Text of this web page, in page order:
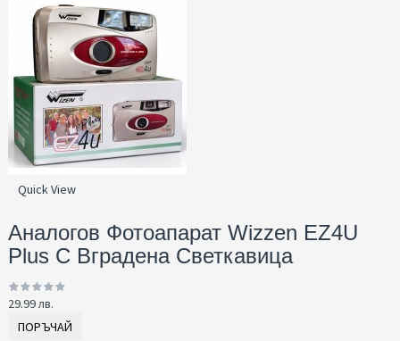
Quick View
Аналогов Фотоапарат Wizzen EZ4U
Plus С Вграденa Светкавица
29.99 лв.
ПОРЪЧАЙ